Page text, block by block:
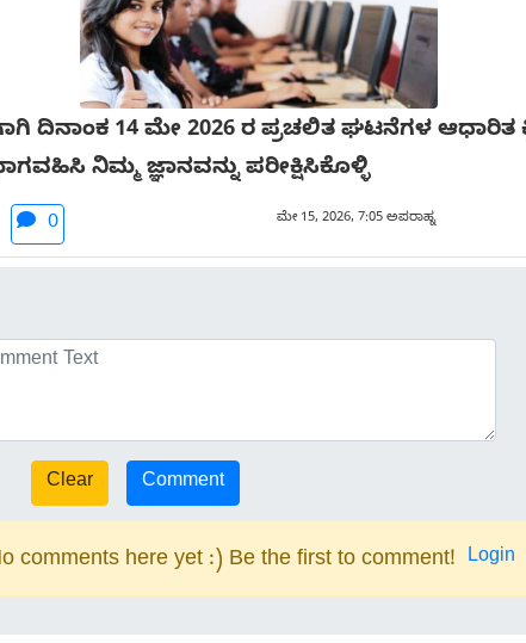
ದಿನಾಂಕ 14 ಮೇ 2026 ರ ಪ್ರಚಲಿತ ಘಟನೆಗಳ
ನಿಮ್ಮ ಜ್ಞಾನವನ್ನು ಪರೀಕ್ಷಿಸಿಕೊಳ್ಳಿ
0 ಮೇ 15, 2026, 7:05 ಅಪರಾಹ್ನ
comments here yet :) Be the first to comment! Login